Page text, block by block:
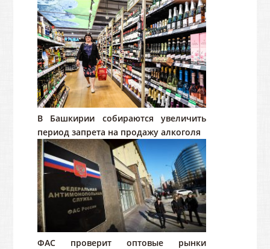
В Башкирии собираются увеличить
период запрета на продажу алкоголя
ФАС проверит оптовые рынки